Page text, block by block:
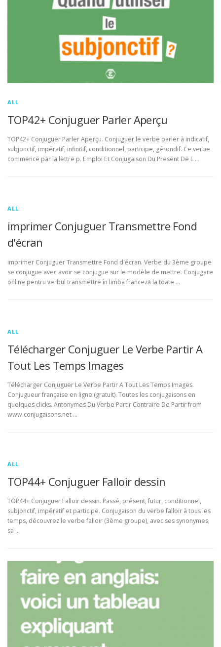
ALL
TOP42+ Conjuguer Parler Aperçu
TOP42+ Conjuguer Parler Aperçu. Conjuguer le verbe parler à indicatif,
subjonctif, impératif, infinitif, conditionnel, participe, gérondif. Ce verbe
commence par la lettre p. Emploi Et Conjugaison Du Present De L …
ALL
imprimer Conjuguer Transmettre Fond
d'écran
imprimer Conjuguer Transmettre Fond d'écran. Verbe du 3ème groupe
se conjugue avec avoir se conjugue sur le modèle de mettre. Conjugare
online pentru verbul transmettre în limba franceză la toate …
ALL
Télécharger Conjuguer Le Verbe Partir A
Tout Les Temps Images
Télécharger Conjuguer Le Verbe Partir A Tout Les Temps Images.
Conjugueur française en ligne (gratuit). Toutes les conjugaisons en
quelques clicks. Antonymes Du Verbe Partir Contraire De Partir from
www.conjugaisons.net …
ALL
TOP44+ Conjuguer Falloir dessin
TOP44+ Conjuguer Falloir dessin. Passé, présent, futur, conditionnel,
subjonctif, impératif et participe. Conjugaison du verbe falloir à tous les
temps, découvrez le verbe falloir (3ème groupe), avec ses synonymes,
sa …